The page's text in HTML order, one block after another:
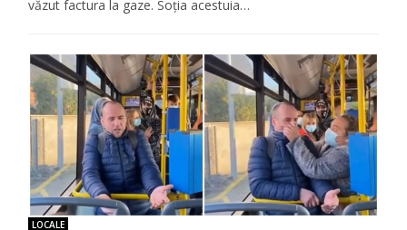
văzut factura la gaze. Soția acestuia…
LOCALE